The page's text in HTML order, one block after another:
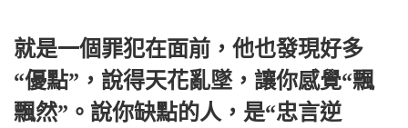
就是一個罪犯在面前，他也發現好多
“優點”，說得天花亂墜，讓你感覺“飄
飄然”。說你缺點的人，是“忠言逆